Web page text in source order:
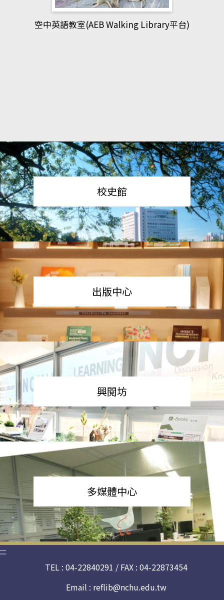
網管人(kono平台)
校史館
出版中心
興閱坊
多媒體中心
:::
TEL : 04-22840291 / FAX : 04-22873454
Email : reflib@nchu.edu.tw